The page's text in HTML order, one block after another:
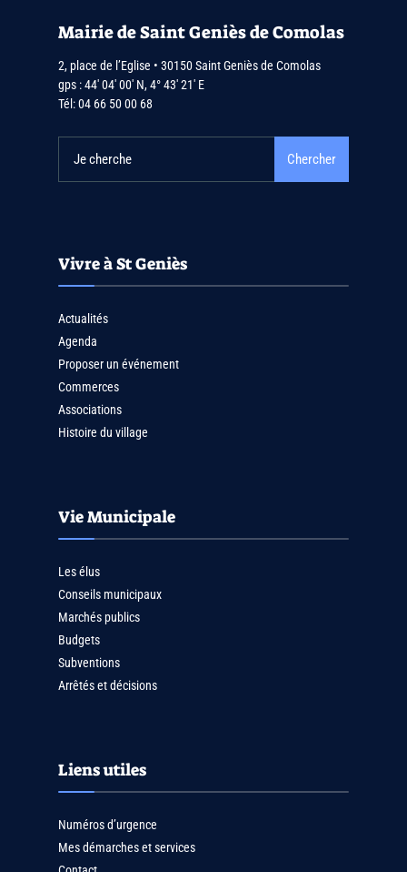
Mairie de Saint Geniès de Comolas
2, place de l’Eglise • 30150 Saint Geniès de Comolas
gps : 44′ 04′ 00′ N, 4° 43′ 21′ E
Tél:04 66 50 00 68
Chercher
Vivre à St Geniès
Actualités
Agenda
Proposer un événement
Commerces
Associations
Histoire du village
Vie Municipale
Les élus
Conseils municipaux
Marchés publics
Budgets
Subventions
Arrêtés et décisions
Liens utiles
Numéros d’urgence
Mes démarches et services